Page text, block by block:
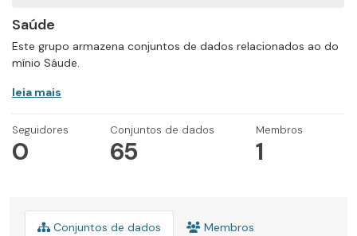
Saúde
Este grupo armazena conjuntos de dados relacionados ao do
mínio Sáude.
leia mais
Seguidores
0
Conjuntos de dados
65
Membros
1
Conjuntos de dados Membros